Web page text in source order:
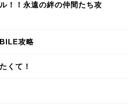
！！永遠の絆の仲間たち攻
攻略
くて！